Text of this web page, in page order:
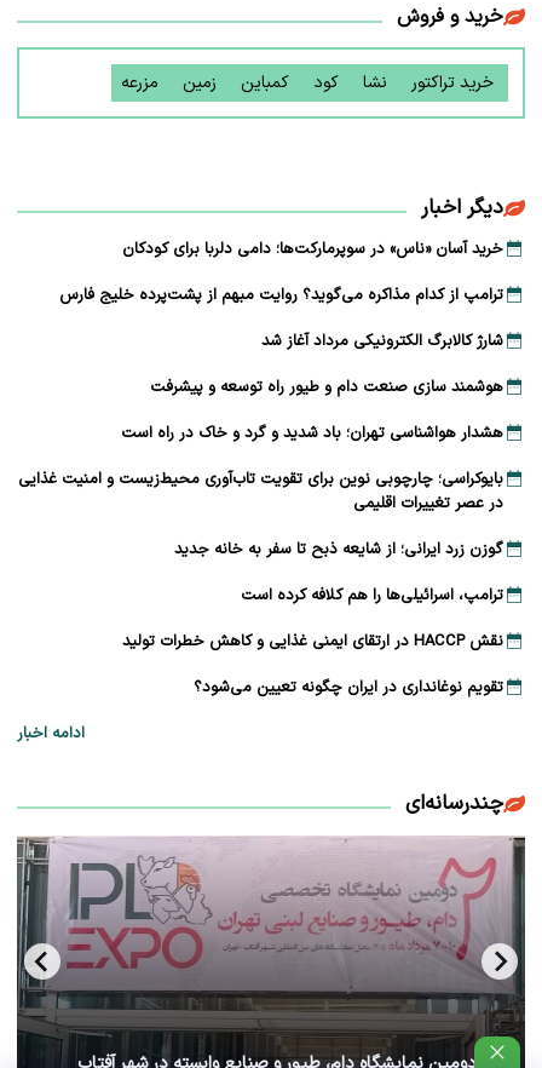
خرید و فروش
خرید تراکتور نشا کود کمباین زمین مزرعه
دیگر اخبار
خرید آسان «ناس» در سوپرمارکت‌ها؛ دامی دلربا برای کودکان
ترامپ از کدام مذاکره می‌گوید؟ روایت مبهم از پشت‌پرده خلیج فارس
شارژ کالابرگ الکترونیکی مرداد آغاز شد
هوشمند سازی صنعت دام و طیور راه توسعه و پیشرفت
هشدار هواشناسی تهران؛ باد شدید و گرد و خاک در راه است
بایوکراسی؛ چارچوبی نوین برای تقویت تاب‌آوری محیط‌زیست و امنیت غذایی
در عصر تغییرات اقلیمی
گوزن زرد ایرانی؛ از شایعه ذبح تا سفر به خانه جدید
ترامپ، اسرائیلی‌ها را هم کلافه کرده است
نقش HACCP در ارتقای ایمنی غذایی و کاهش خطرات تولید
تقویم نوغانداری در ایران چگونه تعیین می‌شود؟
ادامه اخبار
چندرسانه‌ای